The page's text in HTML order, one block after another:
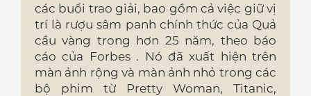
các buổi trao giải, bao gồm cả việc giữ vị
trí là rượu sâm panh chính thức của Quả
cầu vàng trong hơn 25 năm, theo báo
cáo của Forbes . Nó đã xuất hiện trên
màn ảnh rộng và màn ảnh nhỏ trong các
bộ phim từ Pretty Woman, Titanic,